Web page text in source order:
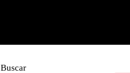
Buscar